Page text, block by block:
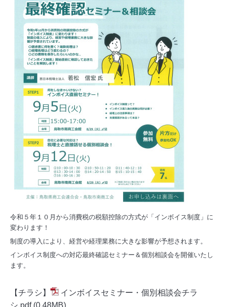
令和５年１０月から消費税の税額控除の方式が「インボイス制度」に
変わります！
制度の導入により、経営や経理業務に大きな影響が予想されます。
インボイス制度への対応最終確認セミナー＆個別相談会を開催いたし
ます。
【チラシ】
インボイスセミナー・個別相談会チラ
シ.pdf(0.48MB)